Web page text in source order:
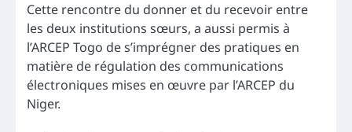
Cette rencontre du donner et du recevoir entre
les deux institutions sœurs, a aussi permis à
l’ARCEP Togo de s’imprégner des pratiques en
matière de régulation des communications
électroniques mises en œuvre par l’ARCEP du
Niger.